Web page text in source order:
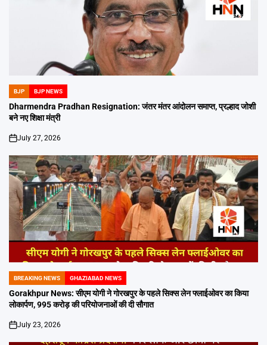
POSTED
IN
BJP BJP NEWS
Dharmendra Pradhan Resignation: जंतर मंतर आंदोलन समाप्त, प्रल्हाद जोशी
बने नए शिक्षा मंत्री
on
July 27, 2026
POSTED
IN
BREAKING NEWS GHAZIABAD NEWS
Gorakhpur News: सीएम योगी ने गोरखपुर के पहले सिक्स लेन फ्लाईओवर का किया
लोकार्पण, 995 करोड़ की परियोजनाओं की दी सौगात
on
July 23, 2026